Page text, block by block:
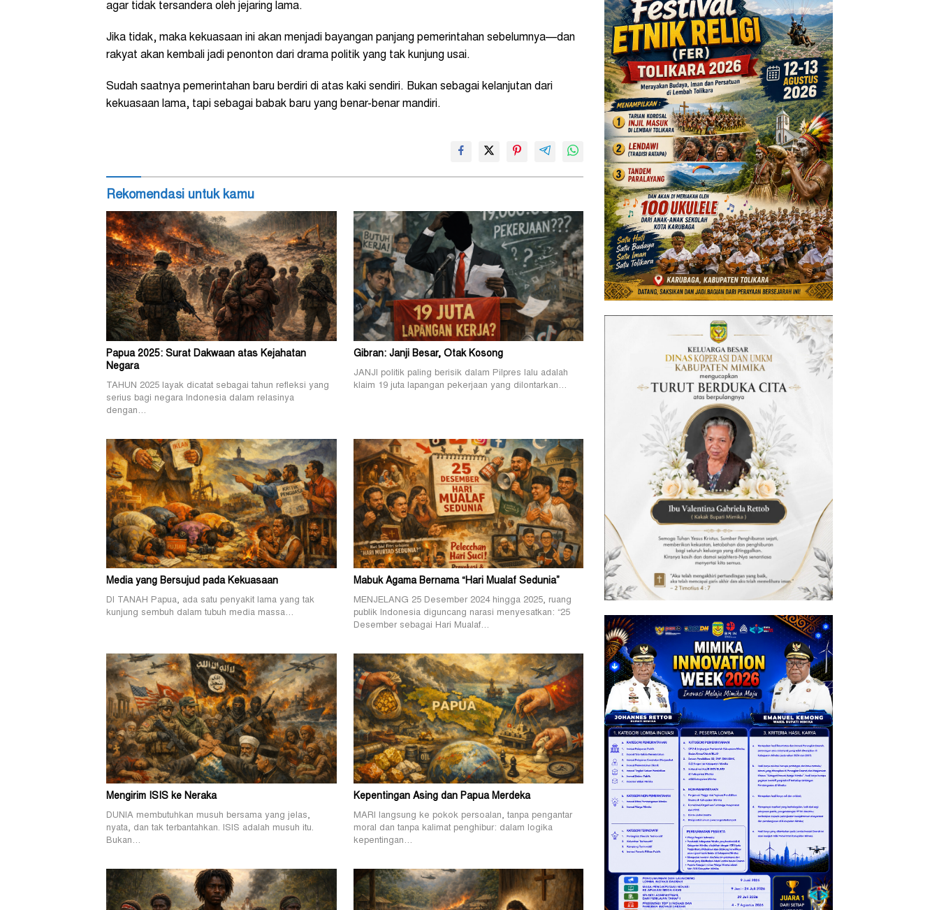
agar tidak tersandera oleh jejaring lama.
Jika tidak, maka kekuasaan ini akan menjadi bayangan panjang pemerintahan sebelumnya—dan
rakyat akan kembali jadi penonton dari drama politik yang tak kunjung usai.
Sudah saatnya pemerintahan baru berdiri di atas kaki sendiri. Bukan sebagai kelanjutan dari
kekuasaan lama, tapi sebagai babak baru yang benar-benar mandiri.
Rekomendasi untuk kamu
Papua 2025: Surat Dakwaan atas Kejahatan
Negara
TAHUN 2025 layak dicatat sebagai tahun refleksi yang
serius bagi negara Indonesia dalam relasinya
dengan…
Gibran: Janji Besar, Otak Kosong
JANJI politik paling berisik dalam Pilpres lalu adalah
klaim 19 juta lapangan pekerjaan yang dilontarkan…
Media yang Bersujud pada Kekuasaan
DI TANAH Papua, ada satu penyakit lama yang tak
kunjung sembuh dalam tubuh media massa…
Mabuk Agama Bernama “Hari Mualaf Sedunia”
MENJELANG 25 Desember 2024 hingga 2025, ruang
publik Indonesia diguncang narasi menyesatkan: “25
Desember sebagai Hari Mualaf…
Mengirim ISIS ke Neraka
DUNIA membutuhkan musuh bersama yang jelas,
nyata, dan tak terbantahkan. ISIS adalah musuh itu.
Bukan…
Kepentingan Asing dan Papua Merdeka
MARI langsung ke pokok persoalan, tanpa pengantar
moral dan tanpa kalimat penghibur: dalam logika
kepentingan…